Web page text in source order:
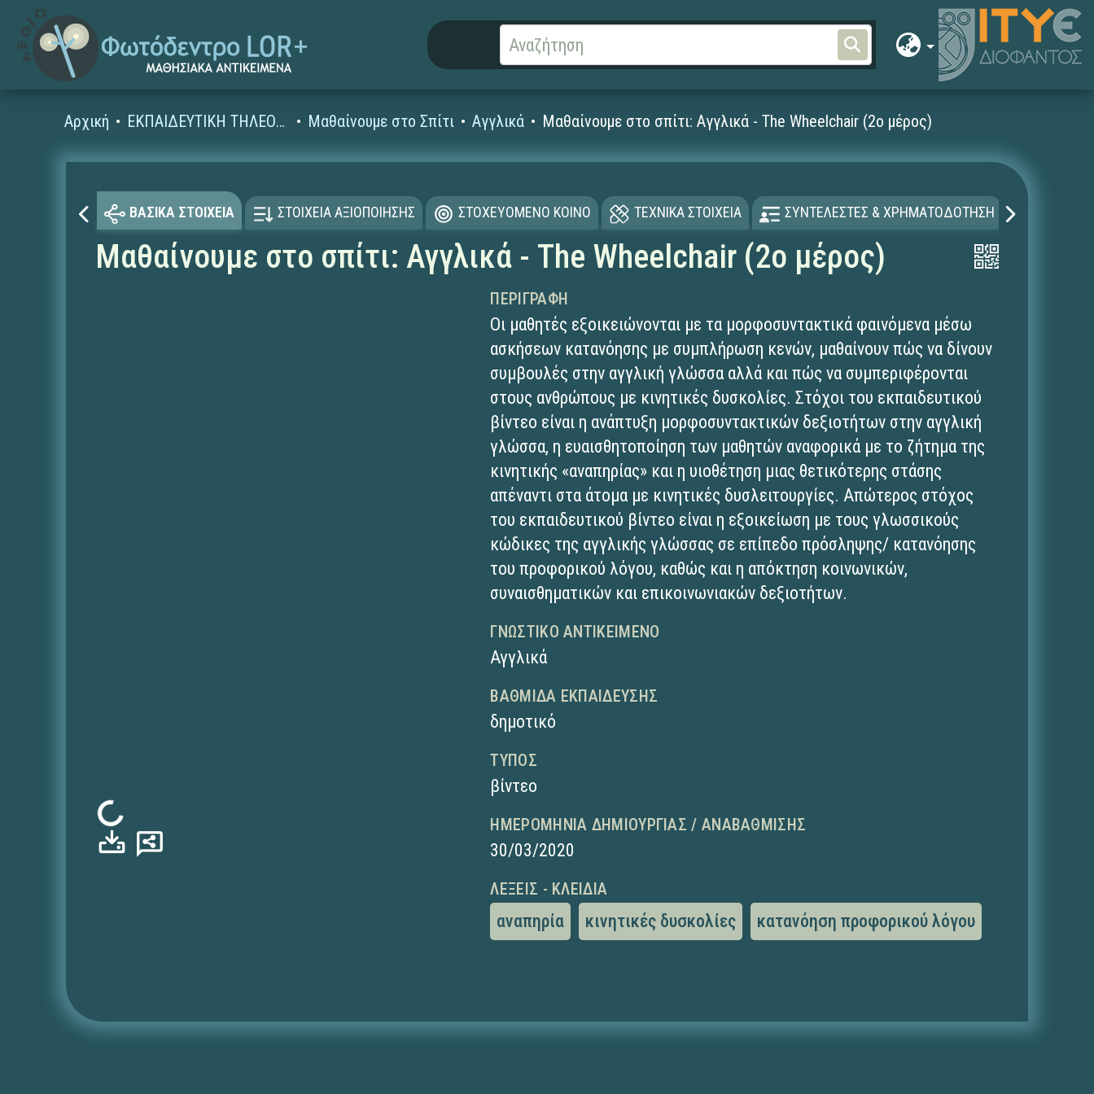
Αρχική ΕΚΠΑΙΔΕΥΤΙΚΗ ΤΗΛΕΟΡΑΣΗ (Ταινίες και βίντεο) Μαθαίνουμε στο Σπίτι Αγγλικά Μαθαίνουμε στο σπίτι: Αγγλικά - The Wheelchair (2ο μέρος)
ΒΑΣΙΚΑ ΣΤΟΙΧΕΙΑ ΣΤΟΙΧΕΙΑ ΑΞΙΟΠΟΙΗΣΗΣ ΣΤΟΧΕΥΟΜΕΝΟ ΚΟΙΝΟ ΤΕΧΝΙΚΑ ΣΤΟΙΧΕΙΑ ΣΥΝΤΕΛΕΣΤΕΣ & ΧΡΗΜΑΤΟΔΟΤΗΣΗ
Μαθαίνουμε στο σπίτι: Αγγλικά - The Wheelchair (2ο μέρος)
Φόρτωση...
ΠΕΡΙΓΡΑΦΉ
Οι μαθητές εξοικειώνονται με τα μορφοσυντακτικά φαινόμενα μέσω
ασκήσεων κατανόησης με συμπλήρωση κενών, μαθαίνουν πώς να δίνουν
συμβουλές στην αγγλική γλώσσα αλλά και πώς να συμπεριφέρονται
στους ανθρώπους με κινητικές δυσκολίες. Στόχοι του εκπαιδευτικού
βίντεο είναι η ανάπτυξη μορφοσυντακτικών δεξιοτήτων στην αγγλική
γλώσσα, η ευαισθητοποίηση των μαθητών αναφορικά με το ζήτημα της
κινητικής «αναπηρίας» και η υιοθέτηση μιας θετικότερης στάσης
απέναντι στα άτομα με κινητικές δυσλειτουργίες. Απώτερος στόχος
του εκπαιδευτικού βίντεο είναι η εξοικείωση με τους γλωσσικούς
κώδικες της αγγλικής γλώσσας σε επίπεδο πρόσληψης/ κατανόησης
του προφορικού λόγου, καθώς και η απόκτηση κοινωνικών,
συναισθηματικών και επικοινωνιακών δεξιοτήτων.
ΓΝΩΣΤΙΚΌ ΑΝΤΙΚΕΊΜΕΝΟ
Αγγλικά
ΒΑΘΜΊΔΑ ΕΚΠΑΊΔΕΥΣΗΣ
δημοτικό
ΤΎΠΟΣ
βίντεο
ΗΜΕΡΟΜΗΝΊΑ ΔΗΜΙΟΥΡΓΊΑΣ / ΑΝΑΒΆΘΜΙΣΗΣ
30/03/2020
ΛΈΞΕΙΣ - ΚΛΕΙΔΙΆ
αναπηρία κινητικές δυσκολίες κατανόηση προφορικού λόγου